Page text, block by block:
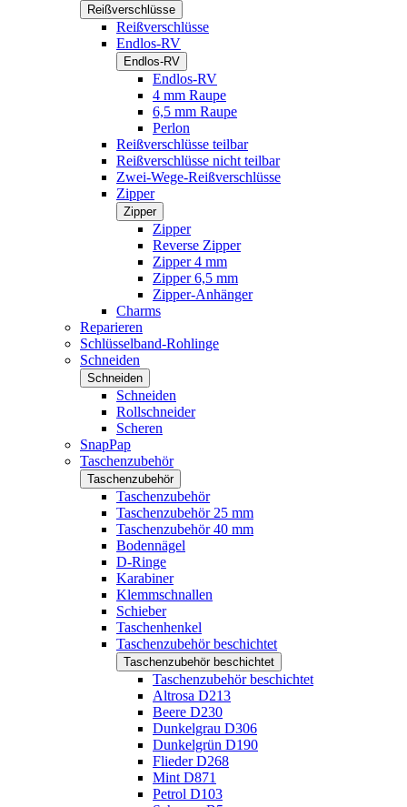
Reißverschlüsse
Reißverschlüsse
Endlos-RV
Endlos-RV
Endlos-RV
4 mm Raupe
6,5 mm Raupe
Perlon
Reißverschlüsse teilbar
Reißverschlüsse nicht teilbar
Zwei-Wege-Reißverschlüsse
Zipper
Zipper
Zipper
Reverse Zipper
Zipper 4 mm
Zipper 6,5 mm
Zipper-Anhänger
Charms
Reparieren
Schlüsselband-Rohlinge
Schneiden
Schneiden
Schneiden
Rollschneider
Scheren
SnapPap
Taschenzubehör
Taschenzubehör
Taschenzubehör
Taschenzubehör 25 mm
Taschenzubehör 40 mm
Bodennägel
D-Ringe
Karabiner
Klemmschnallen
Schieber
Taschenhenkel
Taschenzubehör beschichtet
Taschenzubehör beschichtet
Taschenzubehör beschichtet
Altrosa D213
Beere D230
Dunkelgrau D306
Dunkelgrün D190
Flieder D268
Mint D871
Petrol D103